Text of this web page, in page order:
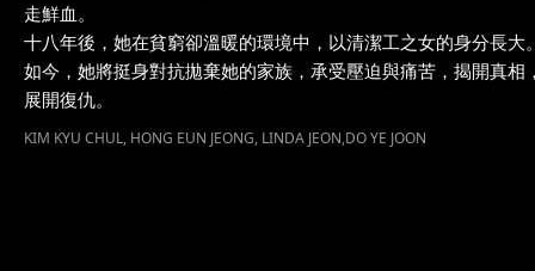
走鮮血。
十八年後，她在貧窮卻溫暖的環境中，以清潔工之女的身分長大
如今，她將挺身對抗拋棄她的家族，承受壓迫與痛苦，揭開真相
展開復仇。
KIM KYU CHUL, HONG EUN JEONG, LINDA JEON,DO YE JOON